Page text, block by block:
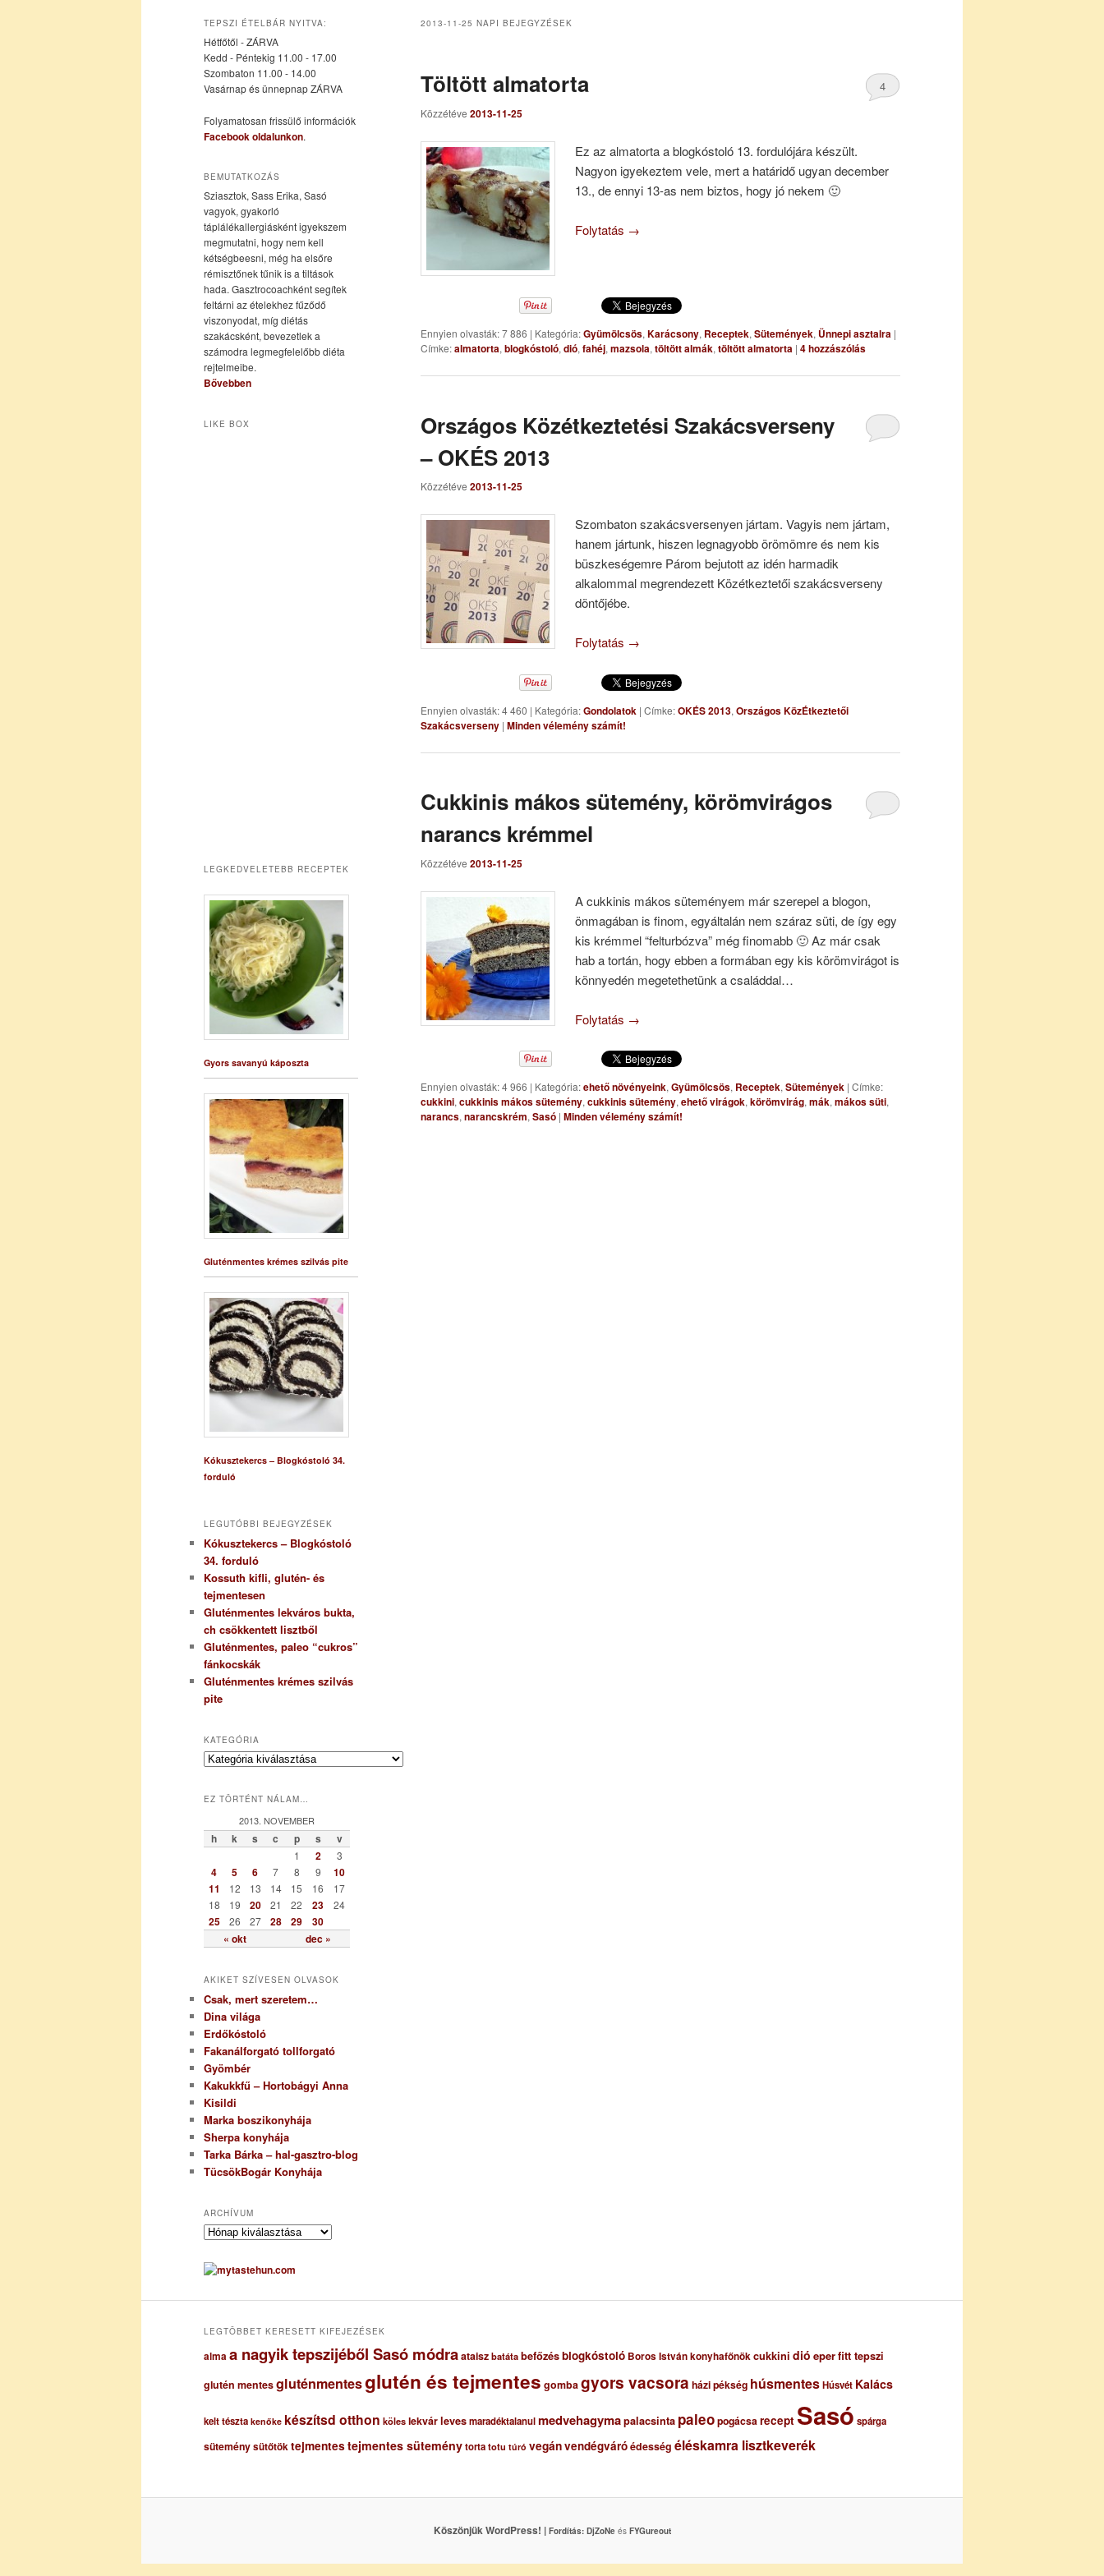
elsődleges
tartalomra
másodlagos
tartalomra
2013-11-25 NAPI BEJEGYZÉSEK
Töltött almatorta
Közzétéve 2013-11-25
4
Ez az almatorta a blogkóstoló 13. fordulójára készült.
Nagyon igyekeztem vele, mert a határidő ugyan december
13., de ennyi 13-as nem biztos, hogy jó nekem 🙂
Folytatás →
Ennyien olvasták: 7 886 | Kategória:Gyümölcsös, Karácsony, Receptek, Sütemények, Ünnepi asztalra |
Címke:almatorta, blogkóstoló, dió, fahéj, mazsola, töltött almák, töltött almatorta | 4hozzászólás
Országos Közétkeztetési Szakácsverseny
– OKÉS 2013
Közzétéve 2013-11-25
Szombaton szakácsversenyen jártam. Vagyis nem jártam,
hanem jártunk, hiszen legnagyobb örömömre és nem kis
büszkeségemre Párom bejutott az idén harmadik
alkalommal megrendezett Közétkeztetői szakácsverseny
döntőjébe.
Folytatás →
Ennyien olvasták: 4 460 | Kategória:Gondolatok | Címke:OKÉS 2013, Országos KözÉtkeztetői
Szakácsverseny | Minden vélemény számít!
Cukkinis mákos sütemény, körömvirágos
narancs krémmel
Közzétéve 2013-11-25
A cukkinis mákos süteményem már szerepel a blogon,
önmagában is finom, egyáltalán nem száraz süti, de így egy
kis krémmel “felturbózva” még finomabb 🙂 Az már csak
hab a tortán, hogy ebben a formában egy kis körömvirágot is
könnyedén megetethetünk a családdal…
Folytatás →
Ennyien olvasták: 4 966 | Kategória:ehető növényeink, Gyümölcsös, Receptek, Sütemények | Címke:
cukkini, cukkinis mákos sütemény, cukkinis sütemény, ehető virágok, körömvirág, mák, mákos süti,
narancs, narancskrém, Sasó | Minden vélemény számít!
TEPSZI ÉTELBÁR NYITVA:
Hétfőtől - ZÁRVA
Kedd - Péntekig 11.00 - 17.00
Szombaton 11.00 - 14.00
Vasárnap és ünnepnap ZÁRVA
Folyamatosan frissülő információk
Facebook oldalunkon.
BEMUTATKOZÁS
Sziasztok, Sass Erika, Sasó
vagyok, gyakorló
táplálékallergiásként igyekszem
megmutatni, hogy nem kell
kétségbeesni, még ha elsőre
rémisztőnek tűnik is a tiltások
hada. Gasztrocoachként segítek
feltárni az ételekhez fűződő
viszonyodat, míg diétás
szakácsként, bevezetlek a
számodra legmegfelelőbb diéta
rejtelmeibe.
Bővebben
LIKE BOX
LEGKEDVELETEBB RECEPTEK
Gyors savanyú káposzta
Gluténmentes krémes szilvás pite
Kókusztekercs – Blogkóstoló 34.
forduló
LEGUTÓBBI BEJEGYZÉSEK
Kókusztekercs – Blogkóstoló
34. forduló
Kossuth kifli, glutén- és
tejmentesen
Gluténmentes lekváros bukta,
ch csökkentett lisztből
Gluténmentes, paleo “cukros”
fánkocskák
Gluténmentes krémes szilvás
pite
KATEGÓRIA
K
e
r
EZ TÖRTÉNT NÁLAM…
2013. NOVEMBER
h k s c p s v
« okt dec »
1 2 3
4 5 6 7 8 9
10
11
12 13 14 15 16
17
18
19 20 21 22 23 24
25 26 27 28 29 30
AKIKET SZÍVESEN OLVASOK
Csak, mert szeretem…
Dina világa
Erdőkóstoló
Fakanálforgató tollforgató
Gyömbér
Kakukkfű – Hortobágyi Anna
Kisildi
Marka boszikonyhája
Sherpa konyhája
Tarka Bárka – hal-gasztro-blog
TücsökBogár Konyhája
ARCHÍVUM
A
c
h
uLEGTÖBBET KERESETT KIFEJEZÉSEK
almaa nagyik tepszijéből Sasó módraataisz batáta befőzésblogkóstoló Boros István konyhafőnökcukkini dió eperfitt tepszi
glutén mentesgluténmentesglutén és tejmentes gombagyors vacsora házi pékség húsmentesHúsvét Kalács
kelt tészta kenőke készítsd otthon köles lekvárlevesmaradéktalanulmedvehagymapalacsinta paleopogácsarecept Sasó spárga
süteménysütőtöktejmentestejmentes süteménytorta totu túró vegánvendégváróédesség éléskamra lisztkeverék
Köszönjük WordPress! | Fordítás: DjZoNeés FYGureout